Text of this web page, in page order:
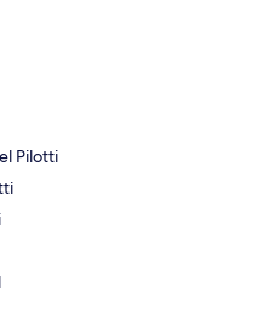
Pilotti